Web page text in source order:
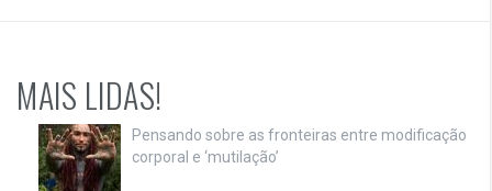
MAIS LIDAS!
Pensando sobre as fronteiras entre modificação
corporal e ‘mutilação’